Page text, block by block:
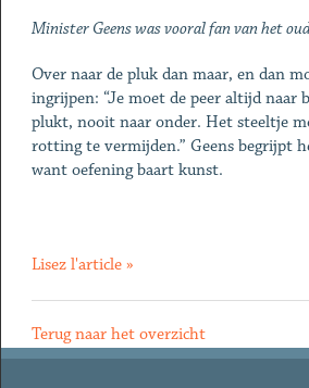
Minister Geens was vooral fan van het
Over naar de pluk dan maar, en dan
ingrijpen: “Je moet de peer altijd naar
plukt, nooit naar onder. Het steeltje
rotting te vermijden.” Geens begrijpt
want oefening baart kunst.
Lisez l'article »
Terug naar het overzicht